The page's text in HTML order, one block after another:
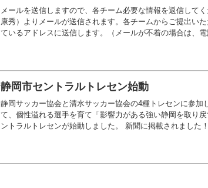
メールを送信しますので、各チーム必要な情報を返信して
康秀）よりメールが送信されます。各チームからご提出い
ているアドレスに送信します。（メールが不着の場合は、電
静岡市セントラルトレセン始動
静岡サッカー協会と清水サッカー協会の4種トレセンに参加
て、個性溢れる選手を育て「影響力がある強い静岡を取り
ントラルトレセンが始動しました。 新聞に掲載されました